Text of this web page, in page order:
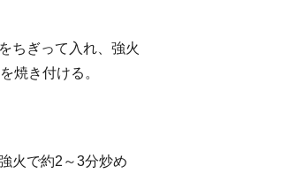
ちぎって入れ、強火
焼き付ける。
火で約2～3分炒め